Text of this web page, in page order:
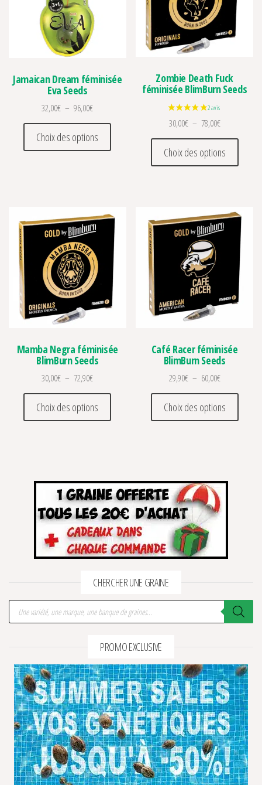
Jamaican Dream féminisée
Eva Seeds
32,00€ – 96,00€Plage de prix : 32,00€ à 96,00€
Choix des options
Ce produit a plusieurs variations. Les
Zombie Death Fuck
féminisée BlimBurn Seeds
30,00€ – 78,00€Plage de prix
Choix des options
Ce
Mamba Negra féminisée
BlimBurn Seeds
30,00€ – 72,90€Plage de prix : 30,00€ à 72,90€
Choix des options
Ce produit a plusieurs variations. Les
Café Racer féminisée
BlimBurn Seeds
29,90€ – 60,00€Plage de prix
Choix des options
Ce
CHERCHER UNE GRAINE
Recherche de produits
PROMO EXCLUSIVE